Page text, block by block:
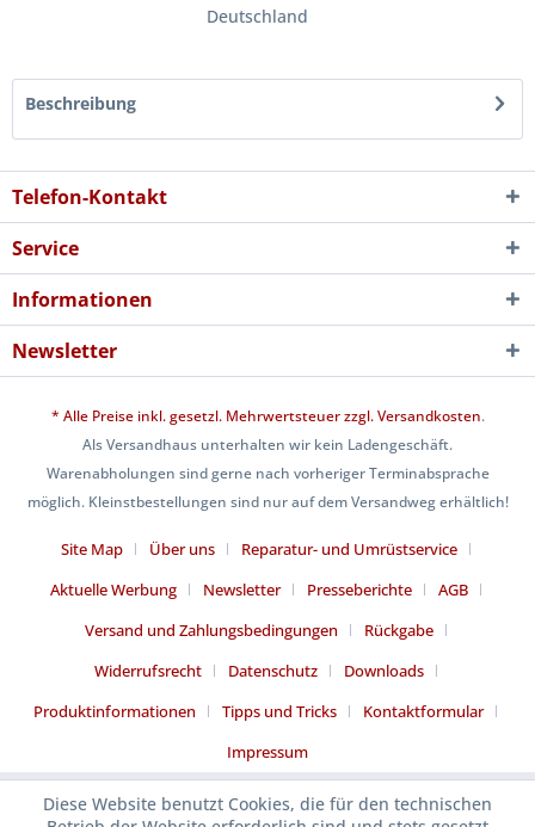
Deutschland
Beschreibung
Telefon-Kontakt
Service
Informationen
Newsletter
* Alle Preise inkl. gesetzl. Mehrwertsteuer zzgl.Versandkosten.
Als Versandhaus unterhalten wir kein Ladengeschäft.
Warenabholungen sind gerne nach vorheriger Terminabsprache
möglich. Kleinstbestellungen sind nur auf dem Versandweg erhältlich!
Site Map Über uns
Reparatur- und Umrüstservice
Aktuelle Werbung
Newsletter Presseberichte
AGB
Versand und Zahlungsbedingungen
Rückgabe
Widerrufsrecht
Datenschutz
Downloads
Produktinformationen
Tipps und Tricks
Kontaktformular
Impressum
Diese Website benutzt Cookies, die für den technischen